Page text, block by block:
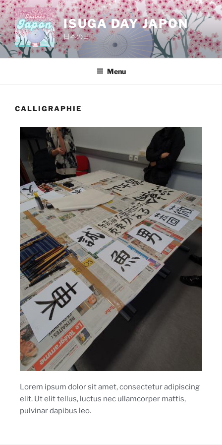
ISUGA DAY JAPON
日本の日
Menu
CALLIGRAPHIE
Lorem ipsum dolor sit amet, consectetur adipiscing
elit. Ut elit tellus, luctus nec ullamcorper mattis,
pulvinar dapibus leo.